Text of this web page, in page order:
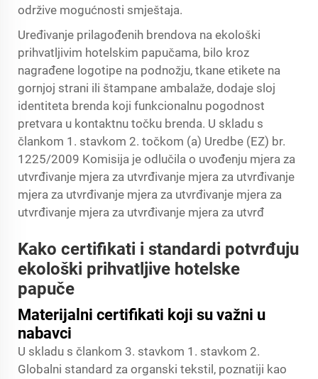
održive mogućnosti smještaja.
Uređivanje prilagođenih brendova na ekološki
prihvatljivim hotelskim papučama, bilo kroz
nagrađene logotipe na podnožju, tkane etikete na
gornjoj strani ili štampane ambalaže, dodaje sloj
identiteta brenda koji funkcionalnu pogodnost
pretvara u kontaktnu točku brenda. U skladu s
člankom 1. stavkom 2. točkom (a) Uredbe (EZ) br.
1225/2009 Komisija je odlučila o uvođenju mjera za
utvrđivanje mjera za utvrđivanje mjera za utvrđivanje
mjera za utvrđivanje mjera za utvrđivanje mjera za
utvrđivanje mjera za utvrđivanje mjera za utvrđ
Kako certifikati i standardi potvrđuju
ekološki prihvatljive hotelske
papuče
Materijalni certifikati koji su važni u
nabavci
U skladu s člankom 3. stavkom 1. stavkom 2.
Globalni standard za organski tekstil, poznatiji kao